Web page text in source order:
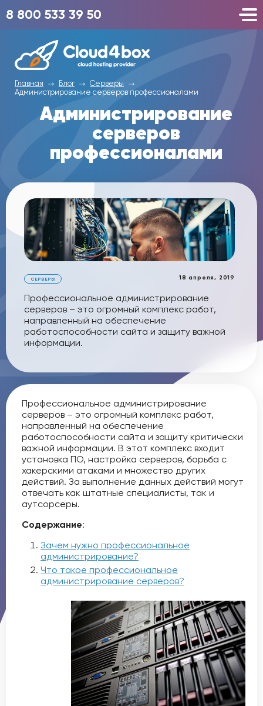
8 800 533 39 50
Главная Блог
Серверы
Администрирование серверов профессионалами
Администрирование
серверов
профессионалами
18 апреля, 2019
СЕРВЕРЫ
Профессиональное администрирование
серверов – это огромный комплекс работ,
направленный на обеспечение
работоспособности сайта и защиту важной
информации.
Профессиональное администрирование
серверов – это огромный комплекс работ,
направленный на обеспечение
работоспособности сайта и защиту критически
важной информации. В этот комплекс входит
установка ПО, настройка серверов, борьба с
хакерскими атаками и множество других
действий. За выполнение данных действий могут
отвечать как штатные специалисты, так и
аутсорсеры.
Содержание:
Зачем нужно профессиональное
администрирование?
Что такое профессиональное
администрирование серверов?